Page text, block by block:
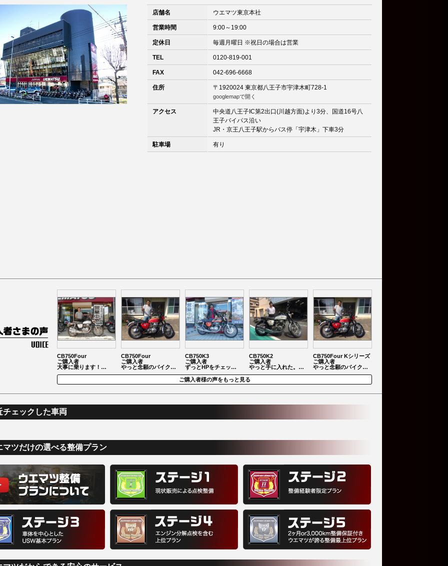
店舗名 ウエマツ東京本社
営業時間 9:00～19:00
定休日 毎週月曜日 ※祝日の場合は営業
TEL 0120-819-001
FAX 042-696-6668
住所 〒1920024 東京都八王子市宇津木町728-1
googlemapで開く
アクセス
中央道八王子IC第2出口(川越方面)より3分、国道16号八
王子バイパス沿い
JR・京王八王子駅からバス停「宇津木」下車3分
駐車場 有り
CB750Four
ご購入者
大事に乗ります！…
CB750Four
ご購入者
やっと念願のバイク…
CB750K3
ご購入者
ずっとHPをチェッ…
CB750K2
ご購入者
やっと手に入れた。…
CB750Four Kシリーズ
ご購入者
やっと念願のバイク…
ご購入者様の声をもっと見る
チェックした車両
マツだけの選べる整備プラン